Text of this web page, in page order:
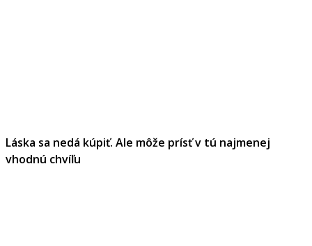
Láska sa nedá kúpiť. Ale môže prísť v tú najmenej
vhodnú chvíľu